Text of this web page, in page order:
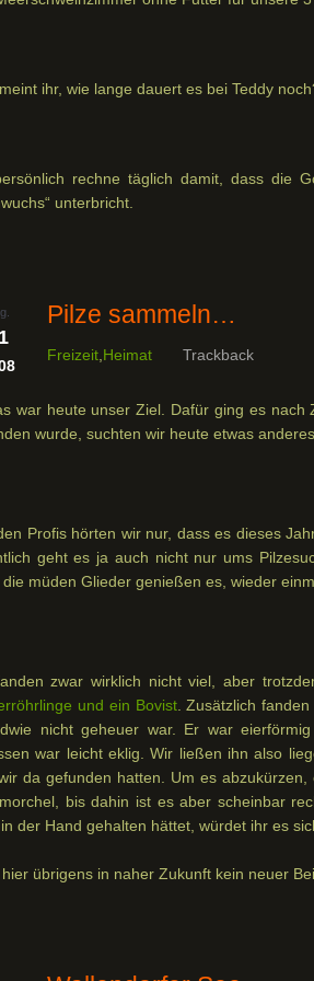
ihr, wie lange dauert es bei Teddy
rechne täglich damit, dass die
unterbricht.
Pilze sammeln…
Freizeit,Heimat Trackback
war heute unser Ziel. Dafür ging es
wurde, suchten wir heute etwas anderes.
Profis hörten wir nur, dass es dieses
geht es ja auch nicht nur ums
müden Glieder genießen es, wieder
zwar wirklich nicht viel, aber
und ein Bovist. Zusätzlich
nicht geheuer war. Er war
war leicht eklig. Wir ließen ihn also
da gefunden hatten. Um es abzukürzen,
bis dahin ist es aber scheinbar
der Hand gehalten hättet, würdet ihr es
übrigens in naher Zukunft kein neuer